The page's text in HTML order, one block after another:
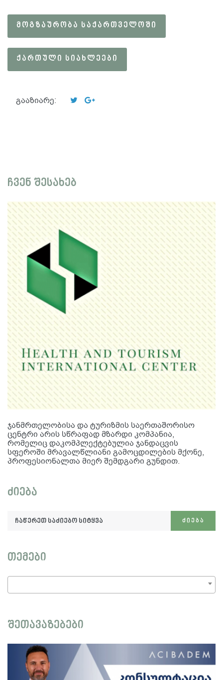
ᲛᲝᲒᲖᲐᲣᲠᲝᲑᲐ ᲡᲐᲥᲐᲠᲗᲕᲔᲚᲝᲨᲘ
ᲥᲐᲠᲗᲣᲚᲘ ᲡᲘᲐᲮᲚᲔᲔᲑᲘ
გააზიარე:
ჩვენ შესახებ
ჯანმრთელობისა და ტურიზმის საერთაშორისო
ცენტრი არის სწრაფად მზარდი კომპანია,
რომელიც დაკომპლექტებულია ჯანდაცვის
სფეროში მრავალწლიანი გამოცდილების მქონე,
პროფესიონალთა მიერ შემდგარი გუნდით.
ძიება
ჩაწერეთ
ᲫᲘᲔᲑᲐ
თემები
შეთავაზებები